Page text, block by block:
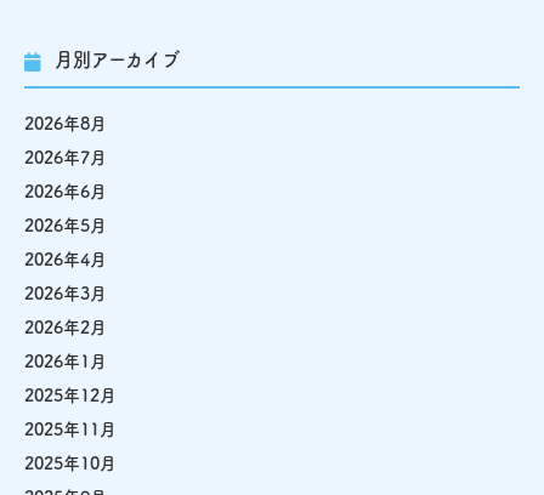
月別アーカイブ
2026年8月
2026年7月
2026年6月
2026年5月
2026年4月
2026年3月
2026年2月
2026年1月
2025年12月
2025年11月
2025年10月